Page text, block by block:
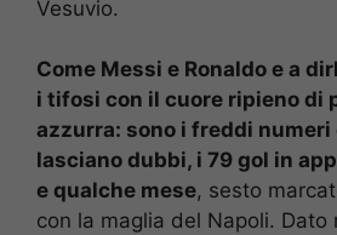
Vesuvio.
Come Messi e Ronaldo e a
i tifosi con il cuore ripieno di
azzurra: sono i freddi numeri
lasciano dubbi, i 79 gol in
e qualche mese, sesto
con la maglia del Napoli. Dato